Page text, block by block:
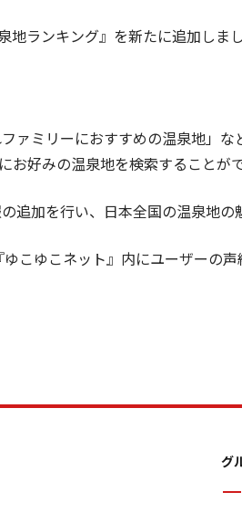
ランキング』を新たに追加しまし
ミリーにおすすめの温泉地」
好みの温泉地を検索することがで
加を行い、日本全国の温泉地の
こゆこネット』内にユーザーの
グ